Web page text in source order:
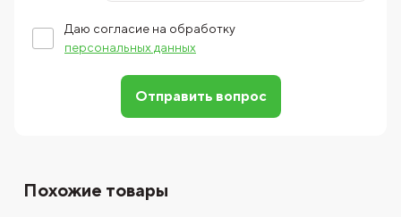
Даю согласие на обработку
персональных данных
Отправить вопрос
Похожие товары